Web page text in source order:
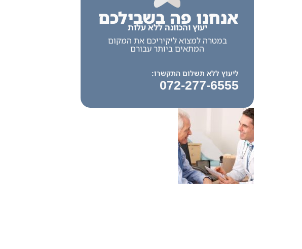
אנחנו פה בשבילכם
יעוץ והכוונה ללא עלות
במטרה למצוא ליקיריכם את המקום
המתאים ביותר עבורם
ליעוץ ללא תשלום התקשרו:
072-277-6555